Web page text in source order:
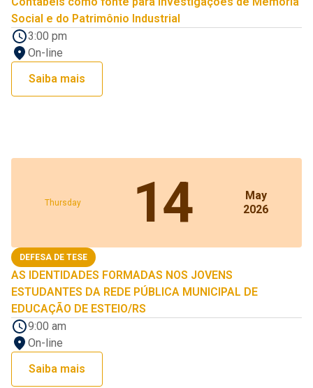
Social e do Patrimônio Industrial
3:00 pm
On-line
Saiba mais
Thursday 14
May
2026
DEFESA DE TESE
AS IDENTIDADES FORMADAS NOS JOVENS
ESTUDANTES DA REDE PÚBLICA MUNICIPAL DE
EDUCAÇÃO DE ESTEIO/RS
9:00 am
On-line
Saiba mais